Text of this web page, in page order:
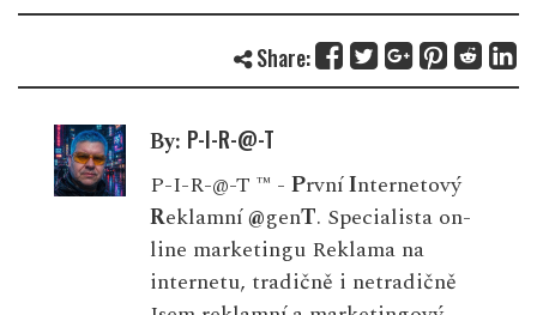
Share:
By: P-I-R-@-T
P-I-R-@-T ™ - PrvníInternetový
Reklamní@genT. Specialista on-
line marketingu Reklama na
internetu, tradičně i netradičně